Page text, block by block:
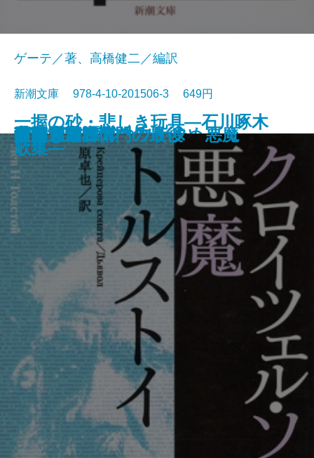
愛と死
絵のない絵本
田舎教師
変身
硝子戸の中
田園交響楽
倫敦塔・幻影の盾
光あるうち光の中を歩め
真理先生
ゲーテ格言集
ゲーテ／著、高橋健二／編訳
新潮文庫 978-4-10-201506-3 649円
クロイツェル・ソナタ 悪魔
一握の砂・悲しき玩具―石川啄木
歌集―
行人
人間ぎらい
蒲団・重右衛門の最後
こころ
白鯨〔下〕
白鯨〔上〕
彼岸過迄
ぼく東綺譚